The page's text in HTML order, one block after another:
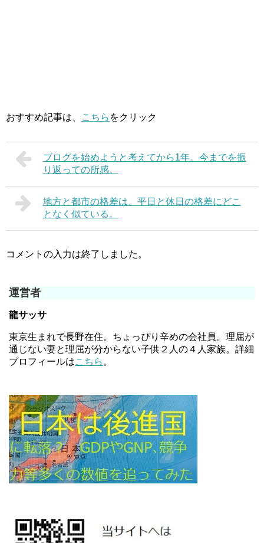
おすすめ記事は、 こちら をクリック
ブログを始めようと考えてから1年。今までを振
り返っての所感。
地方と都市の格差は、平日と休日の格差にどこ
となく似ている。
コメントの入力は終了しました。
運営者
龍サッサ
東京生まれで長野在住。ちょっぴり辛めの会社員。理屈が
通じない妻と理屈が分からない子供２人の４人家族。詳細
プロフィールはこちら 。